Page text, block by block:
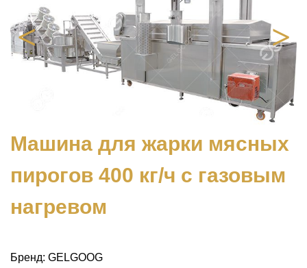
< >
Машина для жарки мясных
пирогов 400 кг/ч с газовым
нагревом
Бренд: GELGOOG